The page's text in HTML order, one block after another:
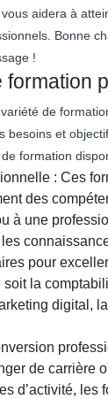
aidera à
Bonne
!
formation
de
besoins et
formation
: Ces
des
à une
pour
la
digital,
de carrière
d’activité, les